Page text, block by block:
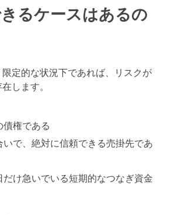
るケースはあるの
定的な状況下であれば、リスクが
します。
債権である
いで、絶対に信頼できる売掛先であ
だけ急いでいる短期的なつなぎ資金